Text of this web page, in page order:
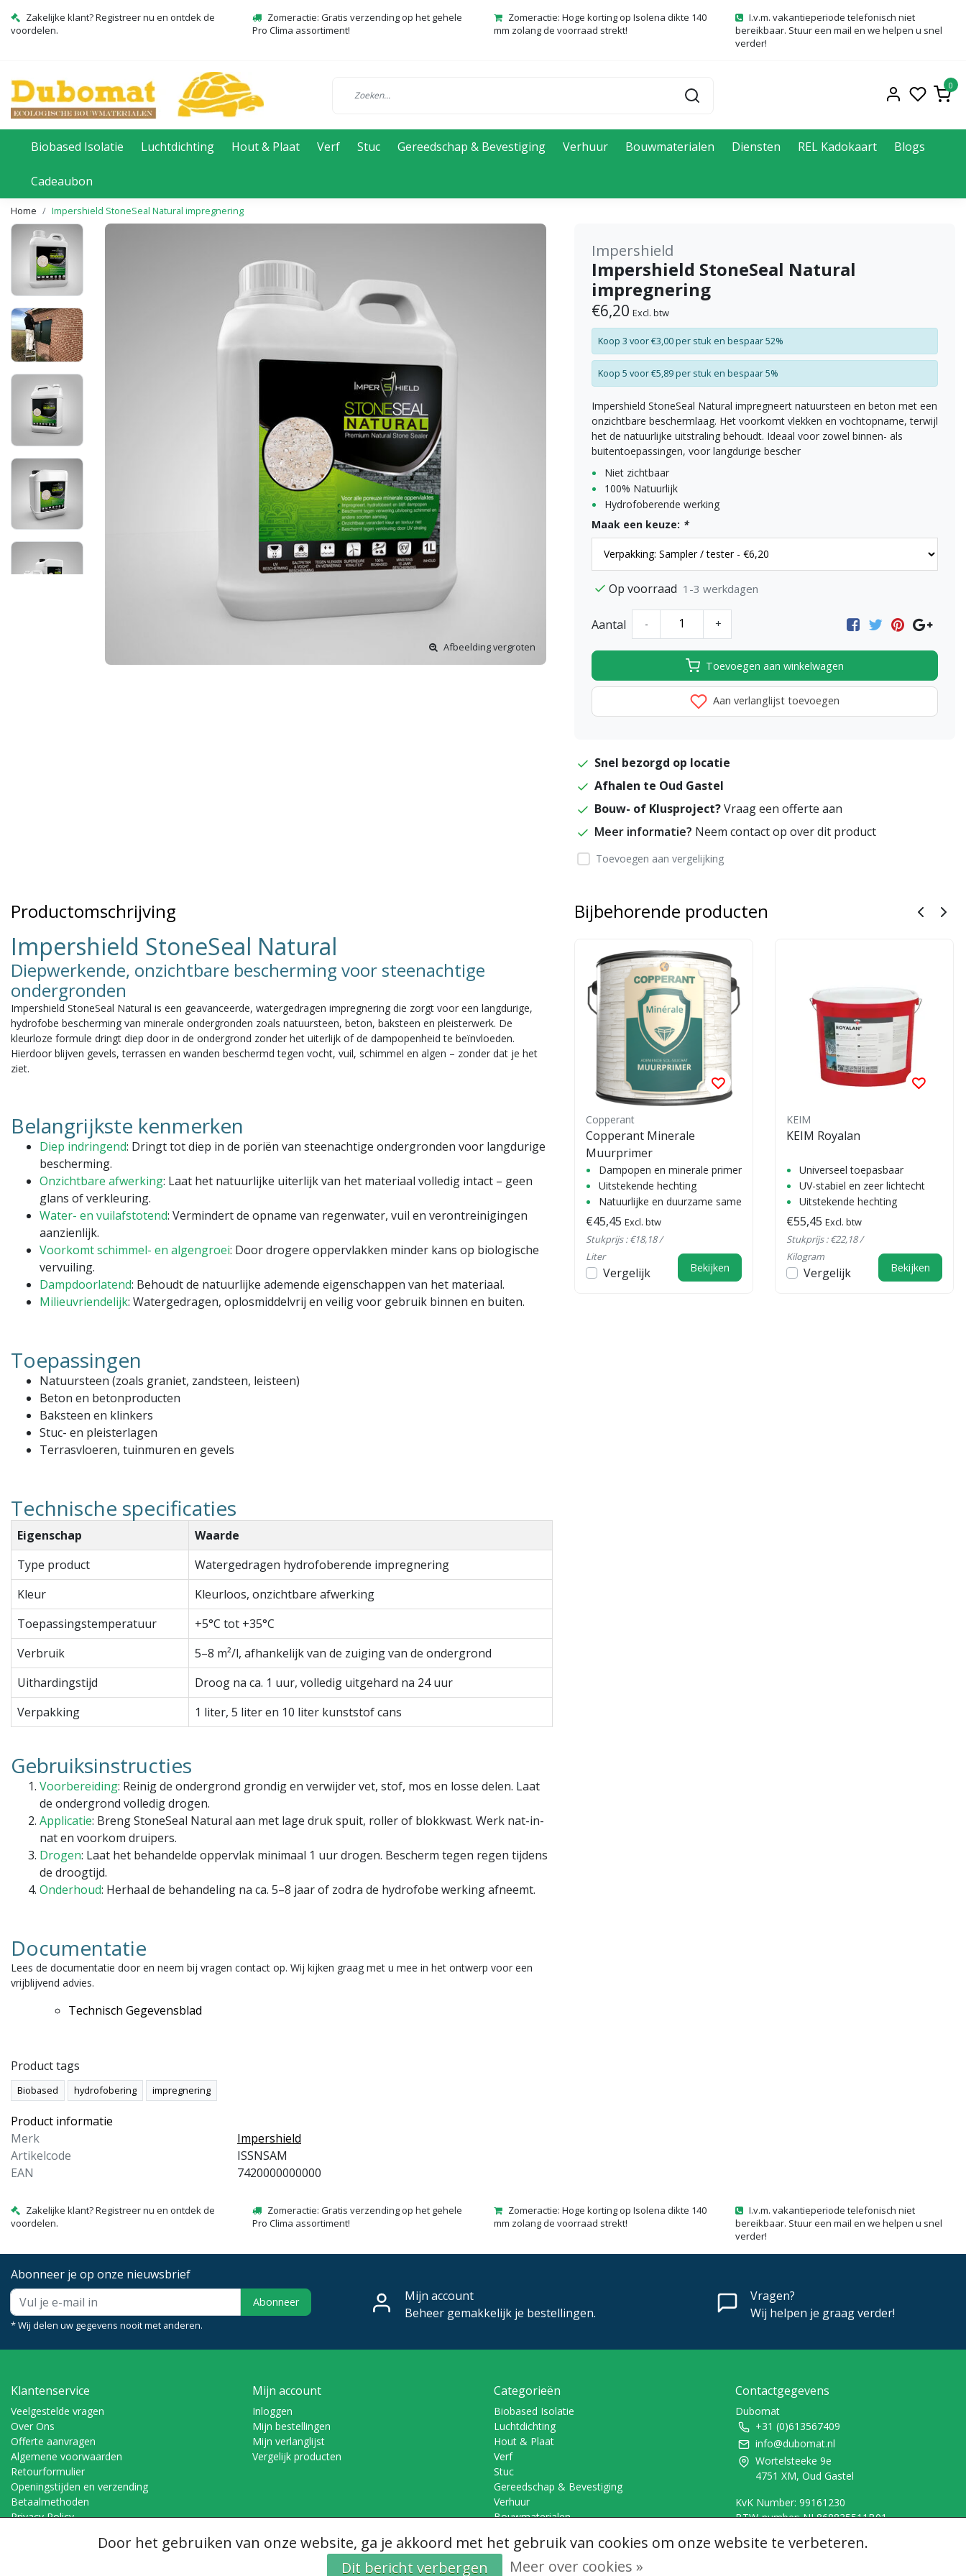
Zakelijke klant? Registreer nu en ontdek de
voordelen.
Zomeractie: Gratis verzending op het gehele
Pro Clima assortiment!
Zomeractie: Hoge korting op Isolena dikte 140
mm zolang de voorraad strekt!
I.v.m. vakantieperiode telefonisch niet
bereikbaar. Stuur een mail en we helpen u snel
verder!
0
Biobased Isolatie Luchtdichting Hout & Plaat Verf Stuc Gereedschap & Bevestiging Verhuur Bouwmaterialen Diensten REL Kadokaart Blogs
Cadeaubon
Home Impershield StoneSeal Natural impregnering
Afbeelding vergroten
Impershield
Impershield StoneSeal Natural
impregnering
€6,20 Excl. btw
Koop 3 voor €3,00 per stuk en bespaar 52%
Koop 5 voor €5,89 per stuk en bespaar 5%
Impershield StoneSeal Natural impregneert natuursteen en beton met een
onzichtbare beschermlaag. Het voorkomt vlekken en vochtopname, terwijl
het de natuurlijke uitstraling behoudt. Ideaal voor zowel binnen- als
buitentoepassingen, voor langdurige bescher
Niet zichtbaar
100% Natuurlijk
Hydrofoberende werking
Maak een keuze: *
Op voorraad 1-3 werkdagen
Aantal - +
Toevoegen aan winkelwagen
Aan verlanglijst toevoegen
Snel bezorgd op locatie
Afhalen te Oud Gastel
Bouw- of Klusproject?Vraag een offerte aan
Meer informatie? Neem contact op over dit product
Toevoegen aan vergelijking
Productomschrijving
Impershield StoneSeal Natural
Diepwerkende, onzichtbare bescherming voor steenachtige
ondergronden
Impershield StoneSeal Natural is een geavanceerde, watergedragen impregnering die zorgt voor een langdurige,
hydrofobe bescherming van minerale ondergronden zoals natuursteen, beton, baksteen en pleisterwerk. De
kleurloze formule dringt diep door in de ondergrond zonder het uiterlijk of de dampopenheid te beïnvloeden.
Hierdoor blijven gevels, terrassen en wanden beschermd tegen vocht, vuil, schimmel en algen – zonder dat je het
ziet.
Belangrijkste kenmerken
Diep indringend: Dringt tot diep in de poriën van steenachtige ondergronden voor langdurige
bescherming.
Onzichtbare afwerking: Laat het natuurlijke uiterlijk van het materiaal volledig intact – geen
glans of verkleuring.
Water- en vuilafstotend: Vermindert de opname van regenwater, vuil en verontreinigingen
aanzienlijk.
Voorkomt schimmel- en algengroei: Door drogere oppervlakken minder kans op biologische
vervuiling.
Dampdoorlatend: Behoudt de natuurlijke ademende eigenschappen van het materiaal.
Milieuvriendelijk: Watergedragen, oplosmiddelvrij en veilig voor gebruik binnen en buiten.
Toepassingen
Natuursteen (zoals graniet, zandsteen, leisteen)
Beton en betonproducten
Baksteen en klinkers
Stuc- en pleisterlagen
Terrasvloeren, tuinmuren en gevels
Technische specificaties
Eigenschap
Waarde
Type product
Watergedragen hydrofoberende impregnering
Kleur
Kleurloos, onzichtbare afwerking
Toepassingstemperatuur
+5°C tot +35°C
Verbruik
5–8 m²/l, afhankelijk van de zuiging van de ondergrond
Uithardingstijd
Droog na ca. 1 uur, volledig uitgehard na 24 uur
Verpakking
1 liter, 5 liter en 10 liter kunststof cans
Gebruiksinstructies
Voorbereiding: Reinig de ondergrond grondig en verwijder vet, stof, mos en losse delen. Laat
de ondergrond volledig drogen.
Applicatie: Breng StoneSeal Natural aan met lage druk spuit, roller of blokkwast. Werk nat-in-
nat en voorkom druipers.
Drogen: Laat het behandelde oppervlak minimaal 1 uur drogen. Bescherm tegen regen tijdens
de droogtijd.
Onderhoud: Herhaal de behandeling na ca. 5–8 jaar of zodra de hydrofobe werking afneemt.
Documentatie
Lees de documentatie door en neem bij vragen contact op. Wij kijken graag met u mee in het ontwerp voor een
vrijblijvend advies.
Technisch Gegevensblad
Product tags
Biobased hydrofobering impregnering
Product informatie
Merk
Impershield
Artikelcode
ISSNSAM
EAN
7420000000000
Bijbehorende producten
Fussy Blokes
Smooth microvezel
afwerking
spatten
verfopname en afgifte
Excl. btw
: €1,93 /
Vergelijk Bekijken
Soldalan Verdunning
Uitstekende hechting
€21,00 Excl. btw
Liter
Verstevigt ondergrond
€21,44
Vergelijk Bekijken
Copperant
Copperant Minerale
Muurprimer
Dampopen en minerale primer
Uitstekende hechting
Natuurlijke en duurzame samenstelling
€45,45 Excl. btw
Stukprijs : €18,18 /
Liter
Vergelijk Bekijken
KEIM
KEIM Royalan
Universeel toepasbaar
UV-stabiel en zeer lichtecht
Uitstekende hechting
€55,45 Excl. btw
Stukprijs : €22,18 /
Kilogram
Vergelijk Bekijken
Zakelijke klant? Registreer nu en ontdek de
voordelen.
Zomeractie: Gratis verzending op het gehele
Pro Clima assortiment!
Zomeractie: Hoge korting op Isolena dikte 140
mm zolang de voorraad strekt!
I.v.m. vakantieperiode telefonisch niet
bereikbaar. Stuur een mail en we helpen u snel
verder!
Abonneer je op onze nieuwsbrief
Abonneer
* Wij delen uw gegevens nooit met anderen.
Mijn account
Beheer gemakkelijk je bestellingen.
Vragen?
Wij helpen je graag verder!
Klantenservice
Veelgestelde vragen
Over Ons
Offerte aanvragen
Algemene voorwaarden
Retourformulier
Openingstijden en verzending
Betaalmethoden
Privacy Policy
Mijn account
Inloggen
Mijn bestellingen
Mijn verlanglijst
Vergelijk producten
Categorieën
Biobased Isolatie
Luchtdichting
Hout & Plaat
Verf
Stuc
Gereedschap & Bevestiging
Verhuur
Bouwmaterialen
Contactgegevens
Dubomat
+31 (0)613567409
info@dubomat.nl
Wortelsteeke 9e
4751 XM, Oud Gastel
KvK Number: 99161230
BTW-number: NL868835511B01
Door het gebruiken van onze website, ga je akkoord met het gebruik van cookies om onze website te verbeteren.
Dit bericht verbergen
Meer over cookies »